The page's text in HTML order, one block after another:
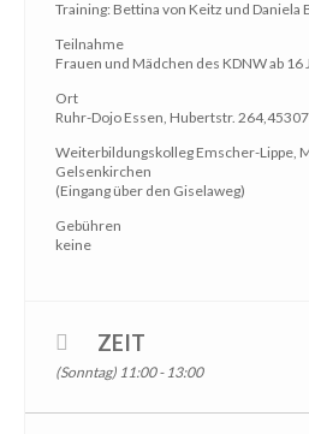
Training: Bettina von Keitz und Daniela
Teilnahme
Frauen und Mädchen des KDNW ab 16
Ort
Ruhr-Dojo Essen, Hubertstr.
Weiterbildungskolleg Emscher-Lippe,
Gelsenkirchen
(Eingang über den Giselaweg)
Gebühren
keine
ZEIT
(Sonntag) 11:00 - 13:00